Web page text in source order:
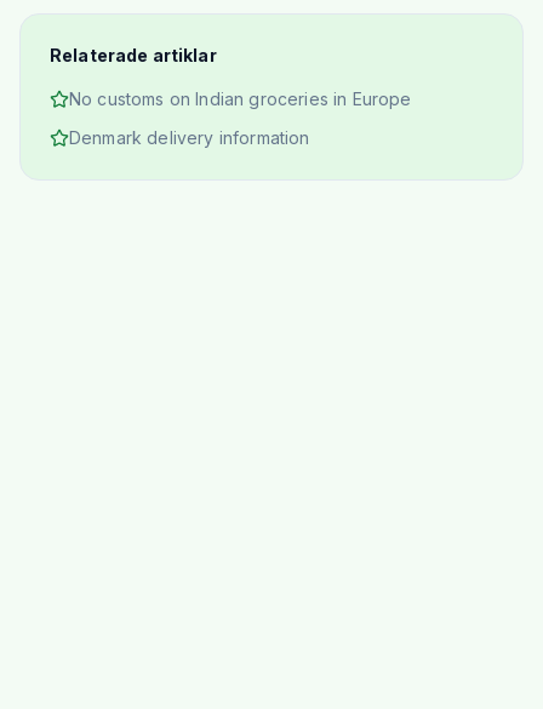
Relaterade artiklar
No customs on Indian groceries in Europe
Denmark delivery information